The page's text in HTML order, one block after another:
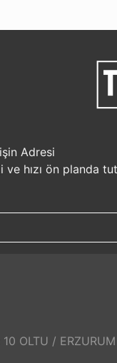
Adresi
hızı ön planda
için değerli
Bu
aldığınız
hizmetleri
bir alışveriş
OLTU / ERZURUM